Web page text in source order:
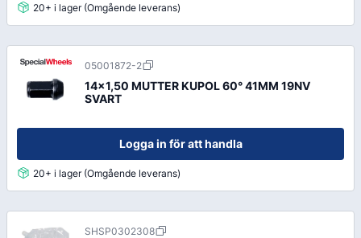
20+ i lager (Omgående leverans)
05001872-2
14x1,50 MUTTER KUPOL 60° 41MM 19NV
SVART
Logga in för att handla
20+ i lager (Omgående leverans)
SHSP0302308